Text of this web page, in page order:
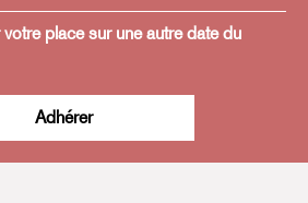
place sur une autre date du
Adhérer